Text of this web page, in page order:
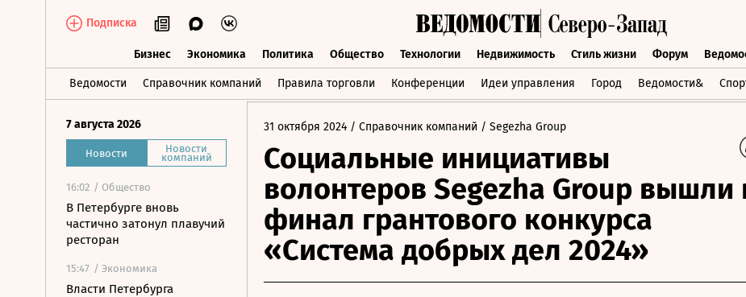
Подписка
Бизнес Экономика Политика Общество Технологии Недвижимость Стиль жизни Форум
Ведомости Справочник компаний Правила торговли Конференции Идеи управления Город Ведомости&
Бизнес Экономика Политика Общество Технологии Недвижимость Стиль жизни Форум
7 августа 2026
Новости Новости
компаний
16:02 / Общество
В Петербурге вновь
частично затонул плавучий
ресторан
15:47 / Экономика
Власти Петербурга
31 октября 2024 / Справочник компаний / Segezha Group
Социальные инициативы
волонтеров Segezha Group вышли
финал грантового конкурса
«Система добрых дел 2024»